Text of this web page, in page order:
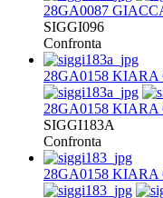
28GA0087
SIGGI096
Confronta
28GA0158
28GA0158
SIGGI183A
Confronta
28GA0158